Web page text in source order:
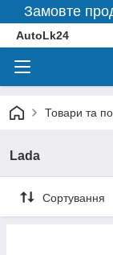
Замовте
AutoLk24
Товари та
Lada
Сортування